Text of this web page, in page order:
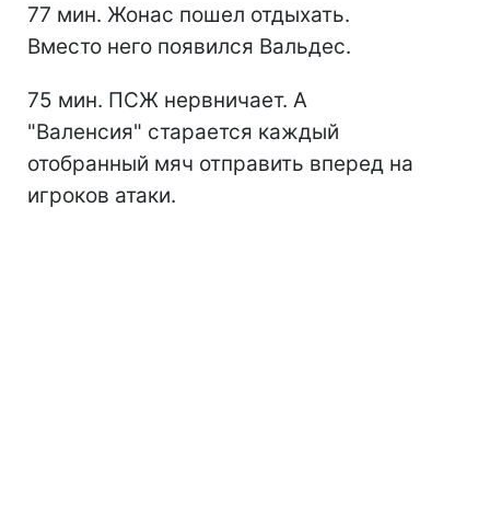
77 мин. Жонас пошел отдыхать.
Вместо него появился Вальдес.
75 мин. ПСЖ нервничает. А
"Валенсия" старается каждый
отобранный мяч отправить вперед на
игроков атаки.